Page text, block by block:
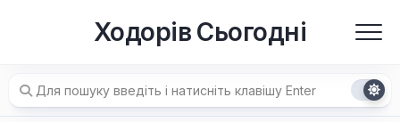
Ходорів Сьогодні